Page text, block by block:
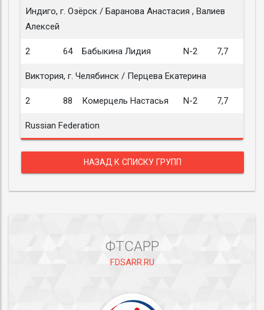
Индиго, г. Озёрск / Баранова Анастасия , Валиев
Алексей
2 64 Бабыкина Лидия N-2 7,7
Виктория, г. Челябинск / Перцева Екатерина
2 88 Комерцель Настасья N-2 7,7
Russian Federation
НАЗАД К СПИСКУ ГРУПП
ФТСАРР
FDSARR.RU